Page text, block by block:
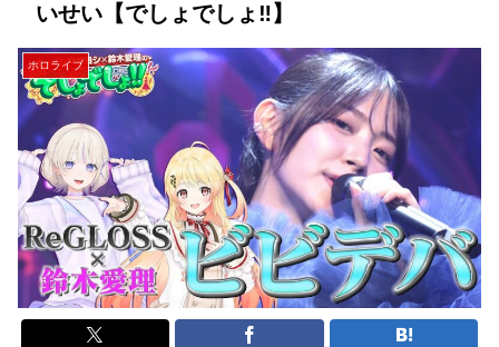
いせい【でしょでしょ‼】
ホロライブ